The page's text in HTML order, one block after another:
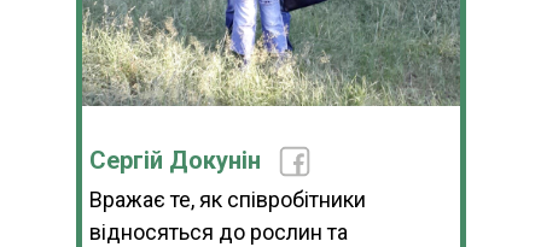
Сергій Докунін
Вражає те, як співробітники
відносяться до рослин та